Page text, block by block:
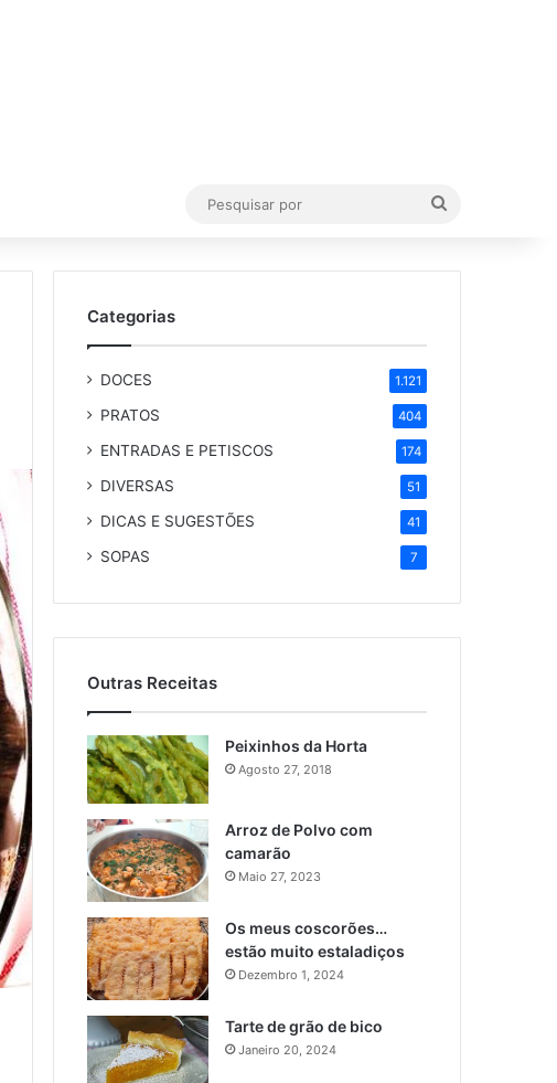
Categorias
DOCES 1.121
PRATOS 404
ENTRADAS E PETISCOS 174
DIVERSAS 51
DICAS E SUGESTÕES 41
SOPAS 7
Outras Receitas
Peixinhos da Horta
Agosto 27, 2018
Arroz de Polvo com
camarão
Maio 27, 2023
Os meus coscorões…
estão muito estaladiços
Dezembro 1, 2024
Tarte de grão de bico
Janeiro 20, 2024